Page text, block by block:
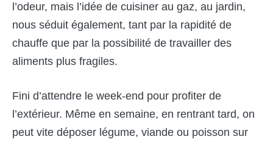
l’odeur, mais l’idée de cuisiner au gaz, au jardin,
nous séduit également, tant par la rapidité de
chauffe que par la possibilité de travailler des
aliments plus fragiles.
Fini d’attendre le week-end pour profiter de
l’extérieur. Même en semaine, en rentrant tard, on
peut vite déposer légume, viande ou poisson sur